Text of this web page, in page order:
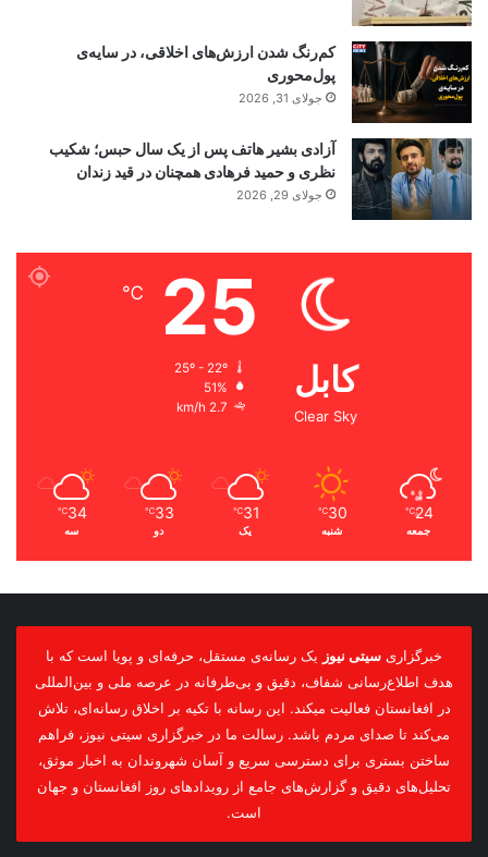
کم‌رنگ شدن ارزش‌های اخلاقی، در سایه‌ی
پول‌محوری
جولای 31, 2026
آزادی بشیر هاتف پس از یک سال حبس؛ شکیب
نظری و حمید فرهادی همچنان در قید زندان
جولای 29, 2026
کابل
Clear Sky
25
℃
51%
2.7 km/h
24
℃
جمعه
30
℃
شنبه
31
℃
یک
33
℃
دو
34
℃
سه
خبرگزاری سیتی نیوز یک رسانه‌ی مستقل، حرفه‌ای و پویا است که با
هدف اطلاع‌رسانی شفاف، دقیق و بی‌طرفانه در عرصه ملی و بین‌المللی
در افغانستان فعالیت میکند. این رسانه با تکیه بر اخلاق رسانه‌ای، تلاش
می‌کند تا صدای مردم باشد. رسالت ما در خبرگزاری سیتی نیوز، فراهم
ساختن بستری برای دسترسی سریع و آسان شهروندان به اخبار موثق،
تحلیل‌های دقیق و گزارش‌های جامع از رویدادهای روز افغانستان و جهان
است.